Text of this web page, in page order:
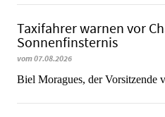
Taxifahrer warnen vor
Sonnenfinsternis
vom 07.08.2026
​​​​​​​Biel Moragues, der Vorsitzende